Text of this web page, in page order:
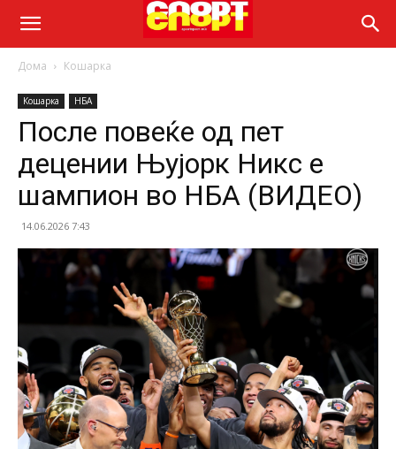
Дома Кошарка
Кошарка НБА
После повеќе од пет
децении Њујорк Никс е
шампион во НБА (ВИДЕО)
14.06.2026 7:43